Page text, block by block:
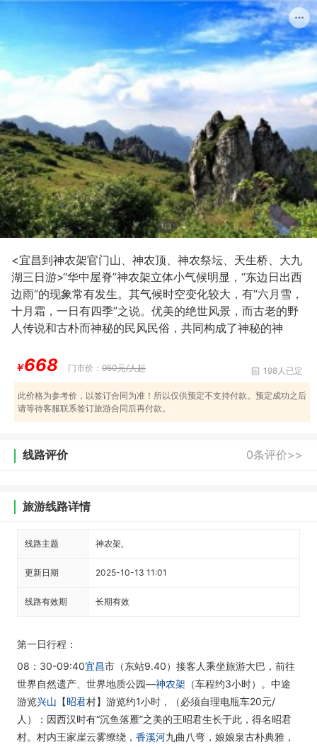
1/3
<宜昌到神农架官门山、神农顶、神农祭坛、天生桥、大九
湖三日游>“华中屋脊”神农架立体小气候明显，“东边日出西
边雨”的现象常有发生。其气候时空变化较大，有“六月雪，
十月霜，一日有四季”之说。优美的绝世风景，而古老的野
人传说和古朴而神秘的民风民俗，共同构成了神秘的神
￥668 门市价： 950元/人起 198人已定
此价格为参考价，以签订合同为准！所以仅供预定不支持付款。预定成功之后
请等待客服联系签订旅游合同后再付款。
线路评价 0条评价>>
旅游线路详情
线路主题 神农架,
更新日期 2025-10-13 11:01
线路有效期 长期有效
第一日行程：
08：30-09:40宜昌市（东站9.40）接客人乘坐旅游大巴，前往
世界自然遗产、世界地质公园—神农架 （车程约3小时）。中途
游览兴山 【昭君村】游览约1小时，（必须自理电瓶车20元/
人）：因西汉时有“沉鱼落雁”之美的王昭君生长于此，得名昭君
村。村内王家崖云雾缭绕， 香溪河九曲八弯，娘娘泉古朴典雅，